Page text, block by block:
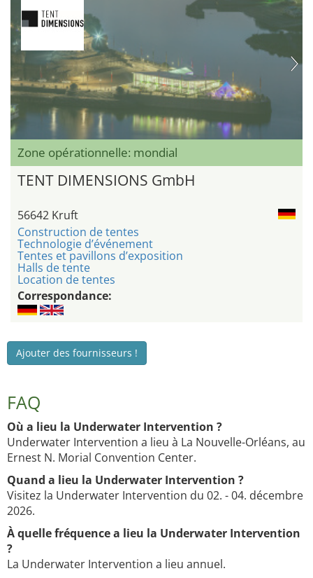
Zone opérationnelle: mondial
TENT DIMENSIONS GmbH
56642 Kruft
Construction de tentes
Technologie d’événement
Tentes et pavillons d’exposition
Halls de tente
Location de tentes
Correspondance:
Ajouter des fournisseurs !
FAQ
Où a lieu la Underwater Intervention ?
Underwater Intervention a lieu à La Nouvelle-Orléans, au
Ernest N. Morial Convention Center.
Quand a lieu la Underwater Intervention ?
Visitez la Underwater Intervention du 02. - 04. décembre
2026.
À quelle fréquence a lieu la Underwater Intervention
?
La Underwater Intervention a lieu annuel.